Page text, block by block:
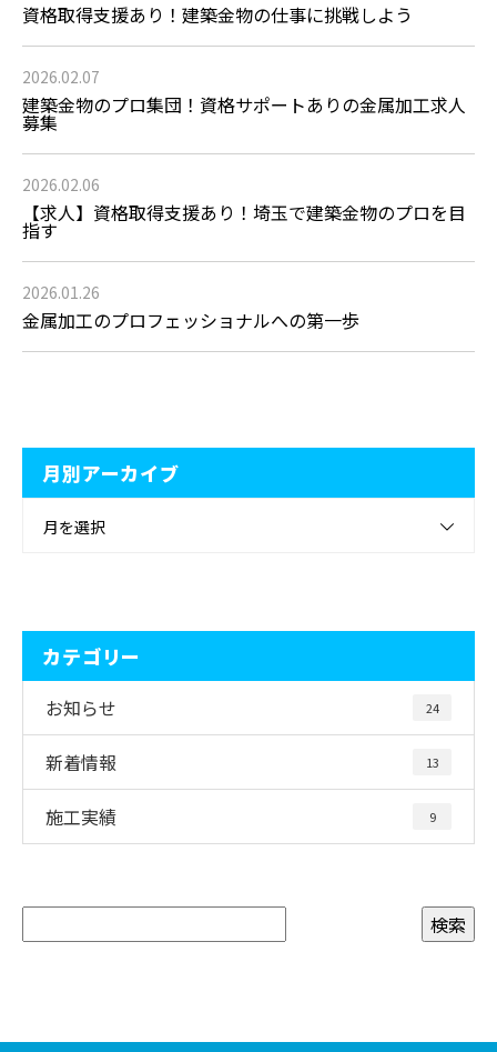
資格取得支援あり！建築金物の仕事に挑戦しよう
2026.02.07
建築金物のプロ集団！資格サポートありの金属加工求人
募集
2026.02.06
【求人】資格取得支援あり！埼玉で建築金物のプロを目
指す
2026.01.26
金属加工のプロフェッショナルへの第一歩
月別アーカイブ
月を選択
カテゴリー
お知らせ 24
新着情報 13
施工実績 9